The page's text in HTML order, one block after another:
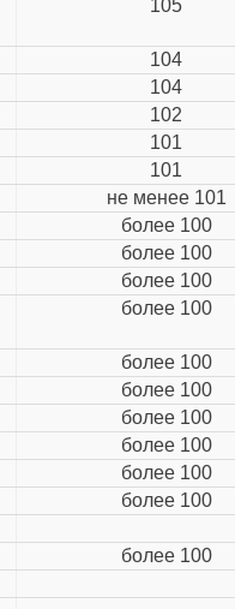
105
104
104
102
101
101
не менее 101
более 100
более 100
более 100
более 100
более 100
более 100
более 100
более 100
более 100
более 100
более 100